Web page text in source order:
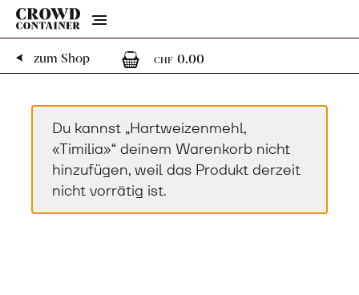
Menu
zum Shop
CHF 0.00
Du kannst „Hartweizenmehl,
«Timilia»“ deinem Warenkorb nicht
hinzufügen, weil das Produkt derzeit
nicht vorrätig ist.